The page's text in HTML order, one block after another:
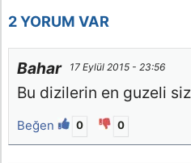
2 YORUM VAR
Bahar 17 Eylül 2015 - 23:56
Bu dizilerin en guzeli
Beğen 0 0